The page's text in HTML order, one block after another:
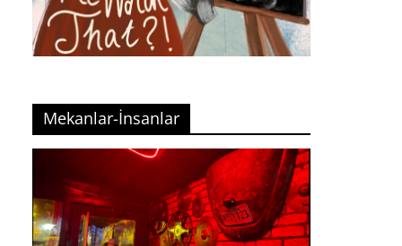
Mekanlar-İnsanlar